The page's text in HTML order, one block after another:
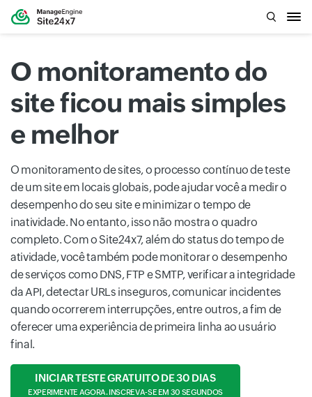
O monitoramento do
site ficou mais simples
e melhor
O monitoramento de sites, o processo contínuo de teste
de um site em locais globais, pode ajudar você a medir o
desempenho do seu site e minimizar o tempo de
inatividade. No entanto, isso não mostra o quadro
completo. Com o Site24x7, além do status do tempo de
atividade, você também pode monitorar o desempenho
de serviços como DNS, FTP e SMTP, verificar a integridade
da API, detectar URLs inseguros, comunicar incidentes
quando ocorrerem interrupções, entre outros, a fim de
oferecer uma experiência de primeira linha ao usuário
final.
INICIAR TESTE GRATUITO DE 30 DIAS
EXPERIMENTE AGORA. INSCREVA-SE EM 30 SEGUNDOS